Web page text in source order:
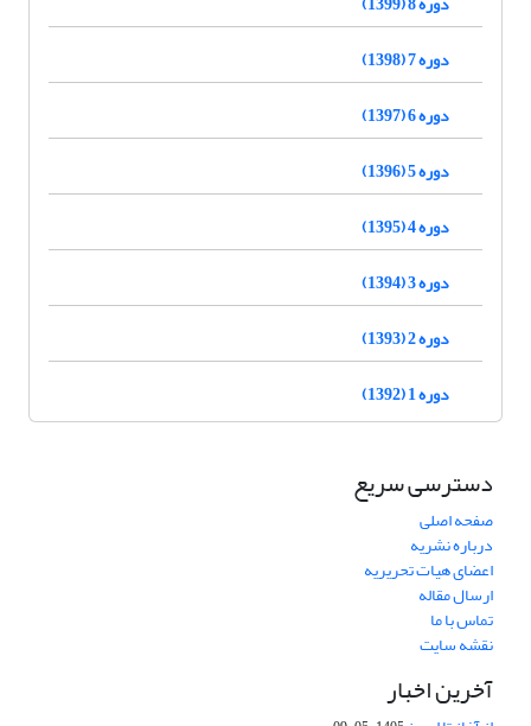
دوره 7 (1398)
دوره 6 (1397)
دوره 5 (1396)
دوره 4 (1395)
دوره 3 (1394)
دوره 2 (1393)
دوره 1 (1392)
دسترسی سریع
صفحه اصلی
درباره نشریه
اعضای هیات تحریریه
ارسال مقاله
تماس با ما
نقشه سایت
آخرین اخبار